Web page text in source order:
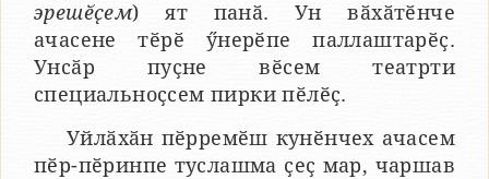
эрешӗҫем) ят панӑ. Ун вӑхӑтӗнче
ачасене тӗрӗ ӳнерӗпе паллаштарӗҫ.
Унсӑр пуҫне вӗсем театрти
специальноҫсем пирки пӗлӗҫ.
Уйлӑхӑн пӗрремӗш кунӗнчех ачасем
пӗр-пӗринпе туслашма ҫеҫ мар, чаршав